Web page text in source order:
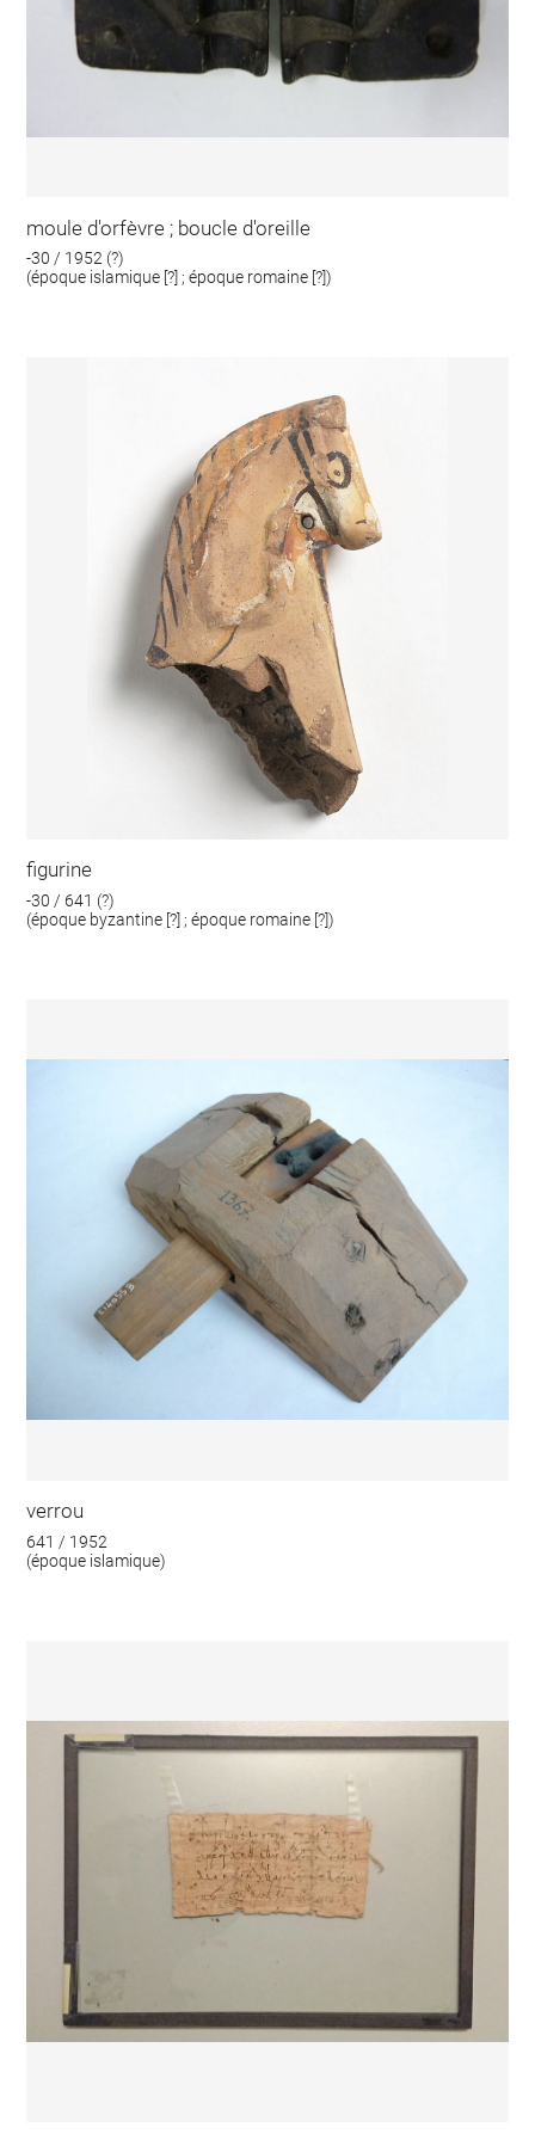
moule d'orfèvre ; boucle d'oreille
-30 / 1952 (?)
(époque islamique [?] ; époque romaine [?])
figurine
-30 / 641 (?)
(époque byzantine [?] ; époque romaine [?])
verrou
641 / 1952
(époque islamique)